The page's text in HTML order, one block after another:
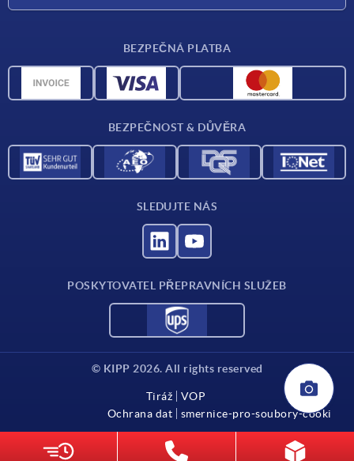
CAD data
BEZPEČNÁ PLATBA
BEZPEČNOST & DŮVĚRA
SLEDUJTE NÁS
POSKYTOVATEL PŘEPRAVNÍCH SLUŽEB
© KIPP 2026. All rights reserved
Tiráž
VOP
Ochrana dat
smernice-pro-soubory-cooki